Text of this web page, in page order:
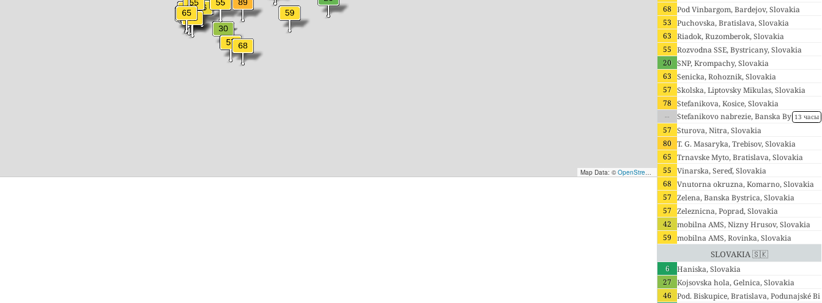
Map Data: © OpenStreetMap contributors ; Map render ©Tracestrack
68 Pod Vinbargom, Bardejov, Slovakia
53 Puchovska, Bratislava, Slovakia
63 Riadok, Ruzomberok, Slovakia
55 Rozvodna SSE, Bystricany, Slovakia
20 SNP, Krompachy, Slovakia
63 Senicka, Rohoznik, Slovakia
57 Skolska, Liptovsky Mikulas, Slovakia
78 Stefanikova, Kosice, Slovakia
--
13 часы
Stefanikovo nabrezie, Banska By
strica, Slovakia
57 Sturova, Nitra, Slovakia
80 T. G. Masaryka, Trebisov, Slovakia
65 Trnavske Myto, Bratislava, Slovakia
55 Vinarska, Sereď, Slovakia
68 Vnutorna okruzna, Komarno, Slovakia
57 Zelena, Banska Bystrica, Slovakia
57 Zeleznicna, Poprad, Slovakia
42 mobilna AMS, Nizny Hrusov, Slovakia
59 mobilna AMS, Rovinka, Slovakia
Slovakia 🇸🇰
6
Haniska, Slovakia
27 Kojsovska hola, Gelnica, Slovakia
46 Pod. Biskupice, Bratislava, Podunajské Bi